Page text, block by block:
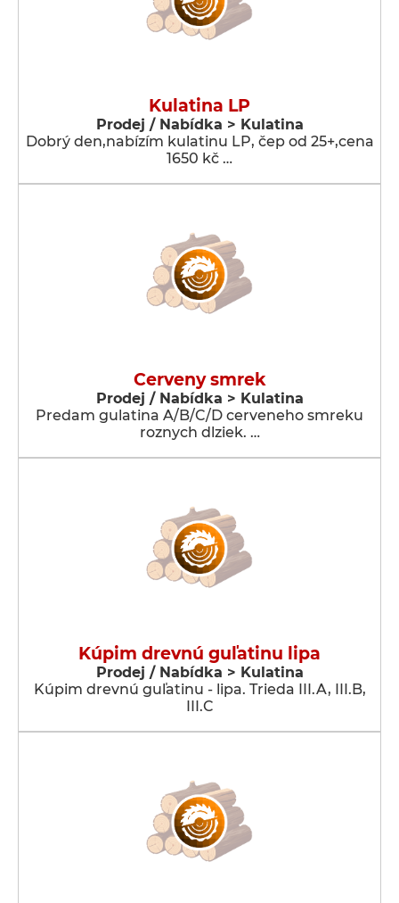
Kulatina LP
Prodej / Nabídka > Kulatina
Dobrý den,nabízím kulatinu LP, čep od 25+,cena
1650 kč …
Cerveny smrek
Prodej / Nabídka > Kulatina
Predam gulatina A/B/C/D cerveneho smreku
roznych dlziek. …
Kúpim drevnú guľatinu lipa
Prodej / Nabídka > Kulatina
Kúpim drevnú guľatinu - lipa. Trieda III.A, III.B,
III.C